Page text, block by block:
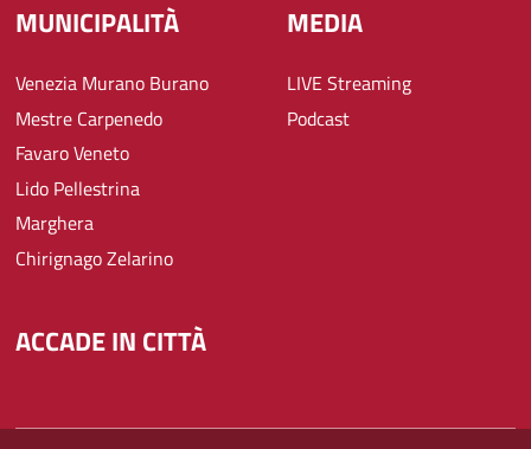
MUNICIPALITÀ
Venezia Murano Burano
Mestre Carpenedo
Favaro Veneto
Lido Pellestrina
Marghera
Chirignago Zelarino
MEDIA
LIVE Streaming
Podcast
ACCADE IN CITTÀ